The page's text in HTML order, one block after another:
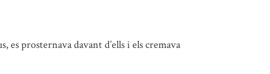
es prosternava davant d’ells i els cremava